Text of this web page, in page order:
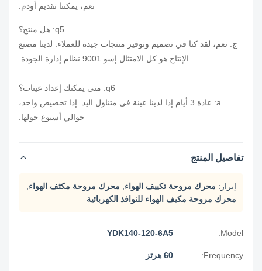
نعم، يمكننا تقديم أودم.
ج: نعم، لقد كنا في تصميم وتوفير منتجات جيدة للعملاء. لدينا مصنع
الإنتاج هو كل الامتثال إسو 9001 نظام إدارة الجودة.
إذا تخصيص واحد،
حوالي أسبوع حولها.
تفاصيل المنتج
محرك مروحة تكييف الهواء ,محرك مروحة مكثف الهواء
محرك مروحة مكيف الهواء للنوافذ الكهربائية
Model:
YDK140-120-6A5
Frequency: